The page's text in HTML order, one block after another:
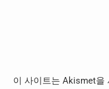
이 사이트는 Akismet을